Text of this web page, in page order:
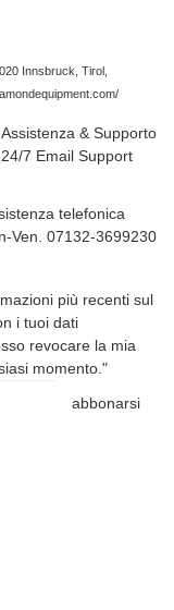
Innsbruck, Tirol,
Assistenza & Supporto
24/7 Email Support
telefonica
Ven. 07132-3699230
più recenti sul
i tuoi dati
revocare la mia
momento."
abbonarsi